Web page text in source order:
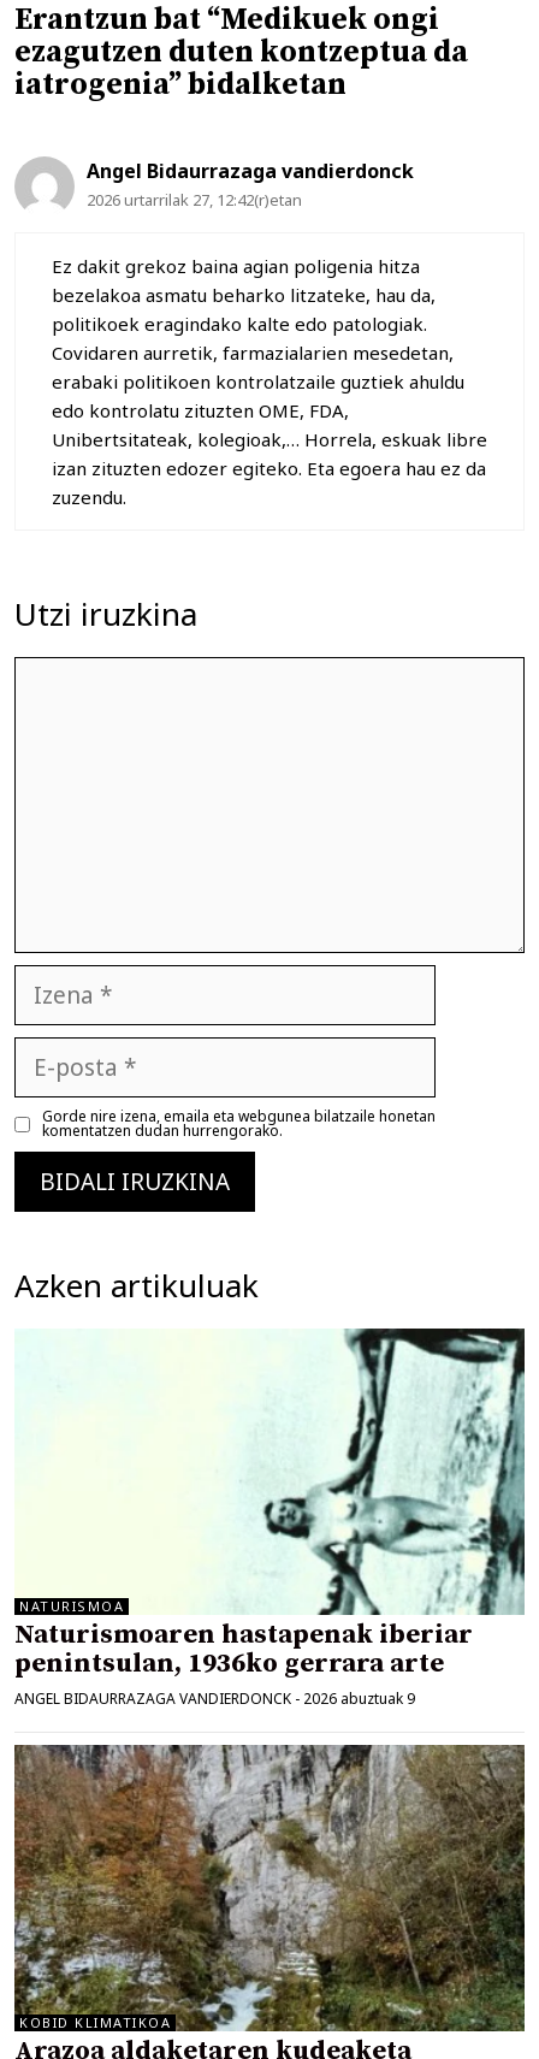
Erantzun bat “Medikuek ongi
ezagutzen duten kontzeptua da
iatrogenia” bidalketan
Angel Bidaurrazaga vandierdonck
2026 urtarrilak 27, 12:42(r)etan
Ez dakit grekoz baina agian poligenia hitza
bezelakoa asmatu beharko litzateke, hau da,
politikoek eragindako kalte edo patologiak.
Covidaren aurretik, farmazialarien mesedetan,
erabaki politikoen kontrolatzaile guztiek ahuldu
edo kontrolatu zituzten OME, FDA,
Unibertsitateak, kolegioak,… Horrela, eskuak libre
izan zituzten edozer egiteko. Eta egoera hau ez da
zuzendu.
Utzi iruzkina
posta
Gorde nire izena, emaila eta webgunea bilatzaile honetan
komentatzen dudan hurrengorako.
Azken artikuluak
NATURISMOA
Naturismoaren hastapenak iberiar
penintsulan, 1936ko gerrara arte
ANGEL BIDAURRAZAGA VANDIERDONCK - 2026 abuztuak 9
KOBID KLIMATIKOA
Arazoa aldaketaren kudeaketa